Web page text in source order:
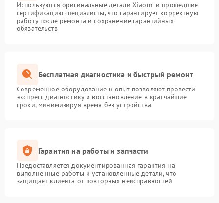
Используются оригинальные детали Xiaomi и прошедшие
сертификацию специалисты, что гарантирует корректную
работу после ремонта и сохранение гарантийных
обязательств
Бесплатная диагностика и быстрый ремонт
Современное оборудование и опыт позволяют провести
экспресс-диагностику и восстановление в кратчайшие
сроки, минимизируя время без устройства
Гарантия на работы и запчасти
Предоставляется документированная гарантия на
выполненные работы и установленные детали, что
защищает клиента от повторных неисправностей